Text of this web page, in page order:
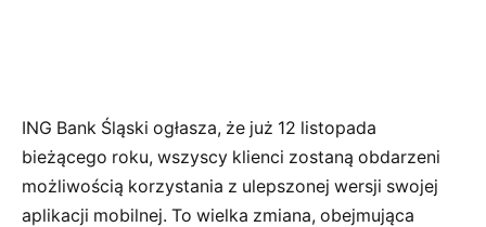
ING Bank Śląski ogłasza, że już 12 listopada
bieżącego roku, wszyscy klienci zostaną obdarzeni
możliwością korzystania z ulepszonej wersji swojej
aplikacji mobilnej. To wielka zmiana, obejmująca